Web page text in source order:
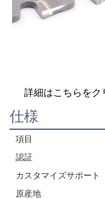
詳細はこちらをク
仕様
項目
認証
カスタマイズサポート
原産地